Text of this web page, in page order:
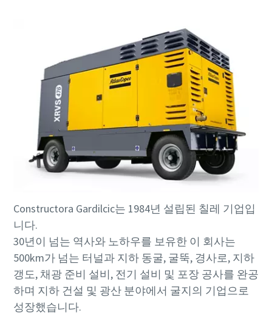
고객 맞춤형 렌탈 구독 프로그램
초기 투자 비용이 없는 아트라스콥코의 3가지 렌탈 구독 프
로그램을 소개합니다. 내 공정에 적합한 솔루션을 확인해
보세요.
더 보기
고객 맞춤형 렌탈 구독 프로그램
초기 투자 비용이 없는 아트라스콥코의 3가지 렌탈 구독 프
로그램을 소개합니다. 내 공정에 적합한 솔루션을 확인해
보세요.
더 보기
고객 맞춤형 렌탈 구독 프로그램
초기 투자 비용이 없는 아트라스콥코의 3가지 렌탈 구독 프
로그램을 소개합니다. 내 공정에 적합한 솔루션을 확인해
보세요.
더 보기
초기 투자 비용이 없는 아트라스콥코의 3가지 렌탈 구독 프
로그램을 소개합니다. 내 공정에 적합한 솔루션을 확인해
보세요.
더 보기
Constructora Gardilcic는 1984년 설립된 칠레 기업입
니다.
30년이 넘는 역사와 노하우를 보유한 이 회사는
500km가 넘는 터널과 지하 동굴, 굴뚝, 경사로, 지하
갱도, 채광 준비 설비, 전기 설비 및 포장 공사를 완공
하며 지하 건설 및 광산 분야에서 굴지의 기업으로
성장했습니다.